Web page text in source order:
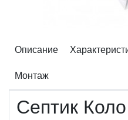
Описание
Монтаж
Септик